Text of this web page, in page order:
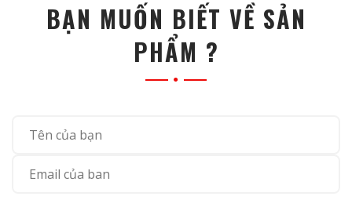
BẠN MUỐN BIẾT VỀ SẢN
PHẨM ?